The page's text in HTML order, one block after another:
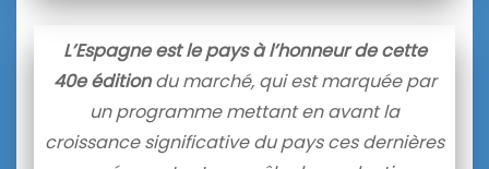
L’Espagne est le pays à l’honneur de cette
40e éditiondu marché, qui est marquée par
un programme mettant en avant la
croissance significative du pays ces dernières